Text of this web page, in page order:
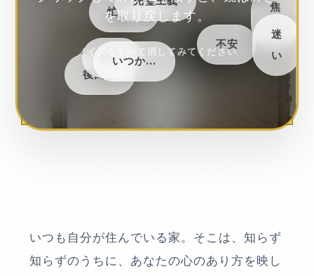
忙しい
後回し
不安
疲れ
いつか…
焦
り
迷
い
を取り戻します。
ノイズをすべて消してみてください
いつも自分が住んでいる家。そこは、知らず
知らずのうちに、あなたの心のあり方を映し